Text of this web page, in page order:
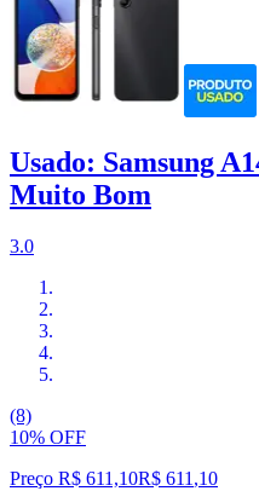
Usado: Samsung
Muito Bom
3.0
(8)
10% OFF
Preço R$ 611,10R$ 611 ,10